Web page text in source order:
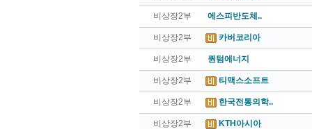
비상장2부 에스피반도체..
비상장2부 카버코리아
비상장2부 퀀텀에너지
비상장2부 티맥스소프트
비상장2부 한국전통의학..
비상장2부 KTH아시아